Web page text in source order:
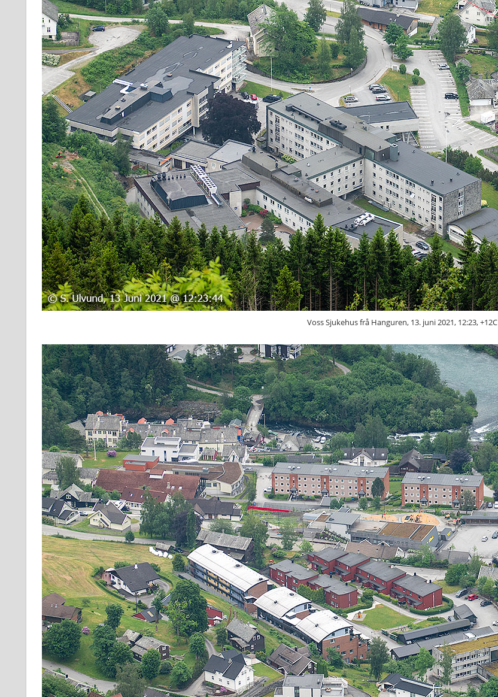
Voss Sjukehus frå Hanguren, 13. juni 2021, 12:23, +12C